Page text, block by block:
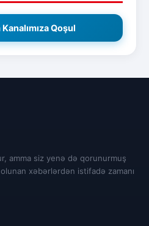
Qoşul
amma siz yenə də qorunurmuş
xəbərlərdən istifadə zamanı